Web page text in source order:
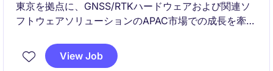
東京を拠点に、GNSS/RTKハードウェアおよび関連ソ
フトウェアソリューションのAPAC市場での成長を牽引
パートナー連携、ソリューション提案を通じて、測
量・建設・インフラ・農業・公共安全などの領域にお
View Job